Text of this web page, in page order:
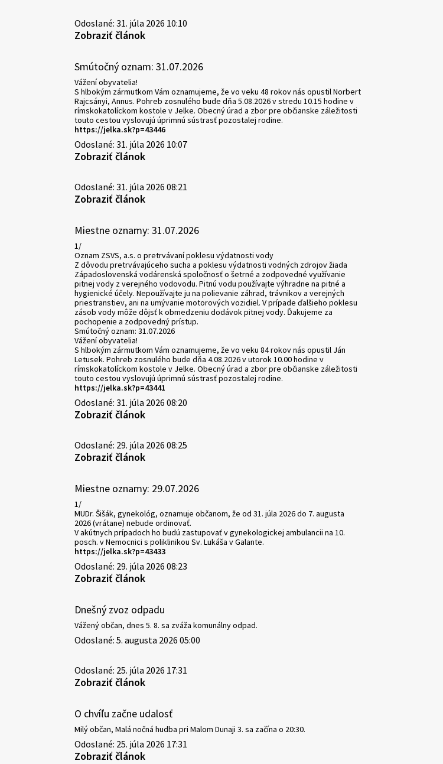
Odoslané: 31. júla 2026 10:10
Zobraziť článok
Smútočný oznam: 31.07.2026
Vážení obyvatelia!
S hlbokým zármutkom Vám oznamujeme, že vo veku 48 rokov nás opustil Norbert
Rajcsányi, Annus. Pohreb zosnulého bude dňa 5.08.2026 v stredu 10.15 hodine v
rímskokatolíckom kostole v Jelke. Obecný úrad a zbor pre občianske záležitosti
touto cestou vyslovujú úprimnú sústrasť pozostalej rodine.
https://jelka.sk?p=43446
Odoslané: 31. júla 2026 10:07
Zobraziť článok
Odoslané: 31. júla 2026 08:21
Zobraziť článok
Miestne oznamy: 31.07.2026
1/
Oznam ZSVS, a.s. o pretrvávaní poklesu výdatnosti vody
Z dôvodu pretrvávajúceho sucha a poklesu výdatnosti vodných zdrojov žiada
Západoslovenská vodárenská spoločnosť o šetrné a zodpovedné využívanie
pitnej vody z verejného vodovodu. Pitnú vodu používajte výhradne na pitné a
hygienické účely. Nepoužívajte ju na polievanie záhrad, trávnikov a verejných
priestranstiev, ani na umývanie motorových vozidiel. V prípade ďalšieho poklesu
zásob vody môže dôjsť k obmedzeniu dodávok pitnej vody. Ďakujeme za
pochopenie a zodpovedný prístup.
Smútočný oznam: 31.07.2026
Vážení obyvatelia!
S hlbokým zármutkom Vám oznamujeme, že vo veku 84 rokov nás opustil Ján
Letusek. Pohreb zosnulého bude dňa 4.08.2026 v utorok 10.00 hodine v
rímskokatolíckom kostole v Jelke. Obecný úrad a zbor pre občianske záležitosti
touto cestou vyslovujú úprimnú sústrasť pozostalej rodine.
https://jelka.sk?p=43441
Odoslané: 31. júla 2026 08:20
Zobraziť článok
Odoslané: 29. júla 2026 08:25
Zobraziť článok
Miestne oznamy: 29.07.2026
1/
MUDr. Šišák, gynekológ, oznamuje občanom, že od 31. júla 2026 do 7. augusta
2026 (vrátane) nebude ordinovať.
V akútnych prípadoch ho budú zastupovať v gynekologickej ambulancii na 10.
posch. v Nemocnici s poliklinikou Sv. Lukáša v Galante.
https://jelka.sk?p=43433
Odoslané: 29. júla 2026 08:23
Zobraziť článok
Dnešný zvoz odpadu
Vážený občan, dnes 5. 8. sa zváža komunálny odpad.
Odoslané: 5. augusta 2026 05:00
Odoslané: 25. júla 2026 17:31
Zobraziť článok
O chvíľu začne udalosť
Milý občan, Malá nočná hudba pri Malom Dunaji 3. sa začína o 20:30.
Odoslané: 25. júla 2026 17:31
Zobraziť článok